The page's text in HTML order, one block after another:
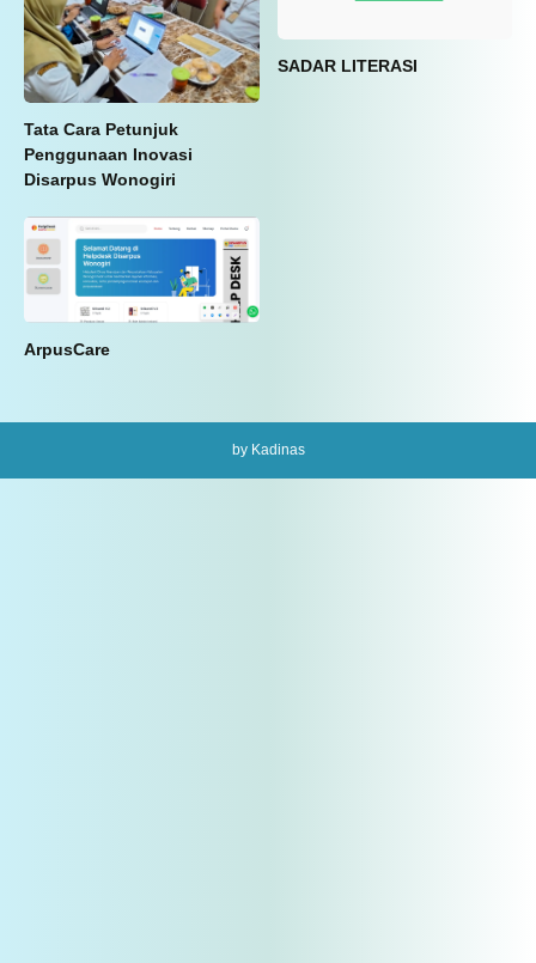
Tata Cara Petunjuk
Penggunaan Inovasi
Disarpus Wonogiri
SADAR LITERASI
ArpusCare
by Kadinas